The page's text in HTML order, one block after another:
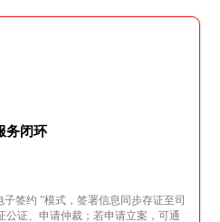
务闭环
签约 ”模式，签署信息同步存证至司
公证、申请仲裁；若申请立案，可通